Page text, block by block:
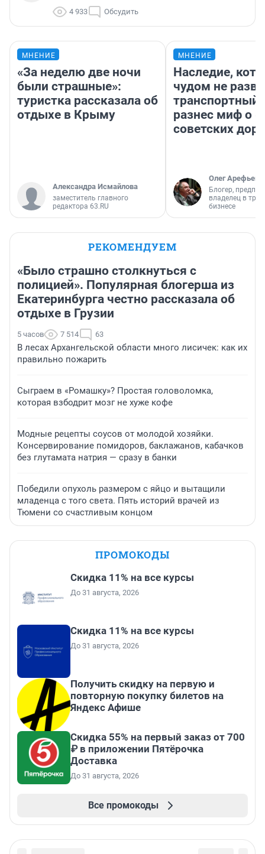
4 933 Обсудить
МНЕНИЕ
«За неделю две ночи
были страшные»:
туристка рассказала об
отдыхе в Крыму
Александра Исмайлова
заместитель главного
редактора 63.RU
МНЕНИЕ
Наследие,
чудом не
транспортный
разнес миф о
советских
Олег Арефьев
Блогер,
владелец в
бизнесе
РЕКОМЕНДУЕМ
«Было страшно столкнуться с
полицией». Популярная блогерша из
Екатеринбурга честно рассказала об
отдыхе в Грузии
5 часов 7 514 63
В лесах Архангельской области много лисичек: как их
правильно пожарить
Сыграем в «Ромашку»? Простая головоломка,
которая взбодрит мозг не хуже кофе
Модные рецепты соусов от молодой хозяйки.
Консервирование помидоров, баклажанов, кабачков
без глутамата натрия — сразу в банки
Победили опухоль размером с яйцо и вытащили
младенца с того света. Пять историй врачей из
Тюмени со счастливым концом
ПРОМОКОДЫ
Скидка 11% на все курсы
До 31 августа, 2026
Скидка 11% на все курсы
До 31 августа, 2026
Получить скидку на первую и
повторную покупку билетов на
Яндекс Афише
Скидка 55% на первый заказ от 700
₽ в приложении Пятёрочка
Доставка
До 31 августа, 2026
Все промокоды